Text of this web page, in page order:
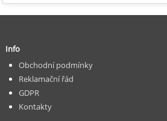
Info
Obchodní podmínky
Reklamační řád
GDPR
Kontakty